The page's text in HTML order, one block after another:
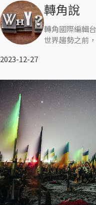
轉角說
轉角國際編輯
世界趨勢之前
2023-12-27